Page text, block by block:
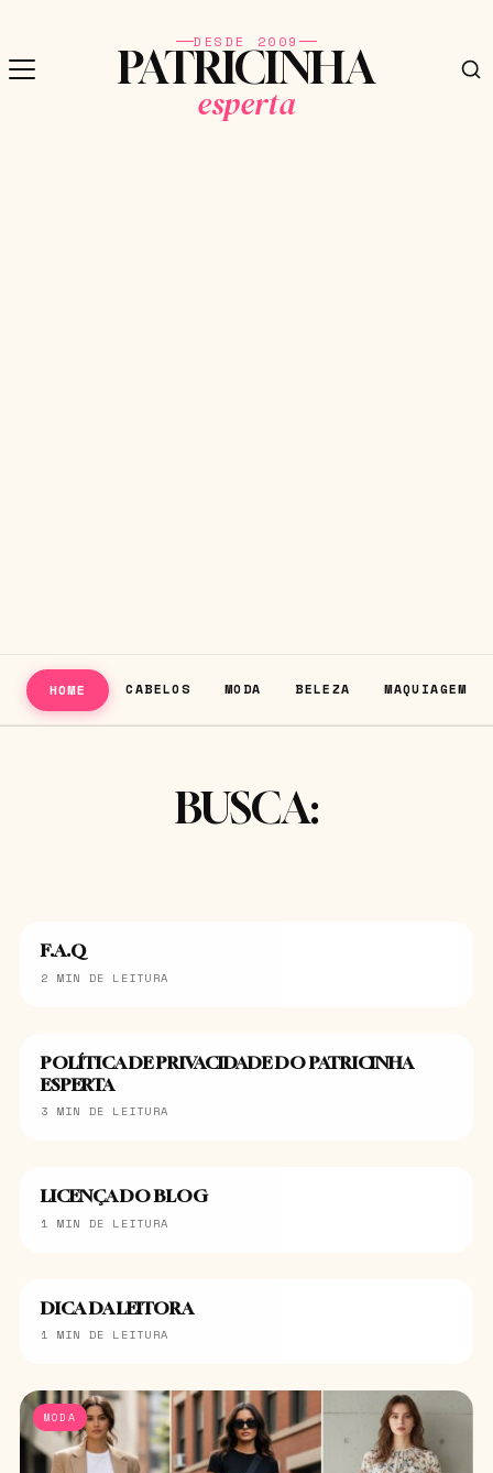
DESDE 2009
PATRICINHA
esperta
HOME CABELOS MODA BELEZA MAQUIAGEM
BUSCA:
F.A.Q
2 MIN DE LEITURA
POLÍTICA DE PRIVACIDADE DO PATRICINHA
ESPERTA
3 MIN DE LEITURA
LICENÇA DO BLOG
1 MIN DE LEITURA
DICA DA LEITORA
1 MIN DE LEITURA
MODA